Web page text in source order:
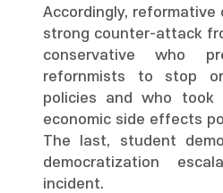
Accordingly, reformative
strong counter-attack
conservative who
refornmists to stop
policies and who took
economic side effects
The last, student
democratization
incident.